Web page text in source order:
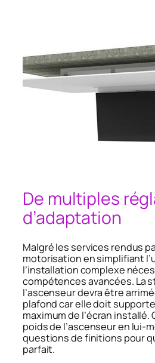
De multiples
d’adaptation
Malgré les services rendus
motorisation en simplifiant
l’installation complexe
compétences avancées. La
l’ascenseur devra être
plafond car elle doit
maximum de l’écran installé.
poids de l’ascenseur en lui-
questions de finitions pour
parfait.